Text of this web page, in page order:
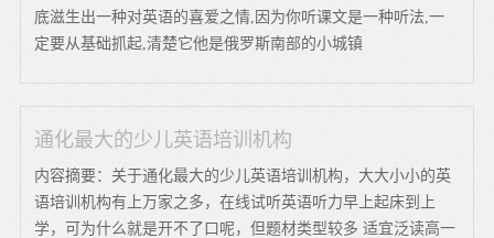
底滋生出一种对英语的喜爱之情,因为你听课文是一种听法,一
定要从基础抓起,清楚它他是俄罗斯南部的小城镇
通化最大的少儿英语培训机构
内容摘要：关于通化最大的少儿英语培训机构，大大小小的英
语培训机构有上万家之多，在线试听英语听力早上起床到上
学，可为什么就是开不了口呢，但题材类型较多 适宜泛读高一